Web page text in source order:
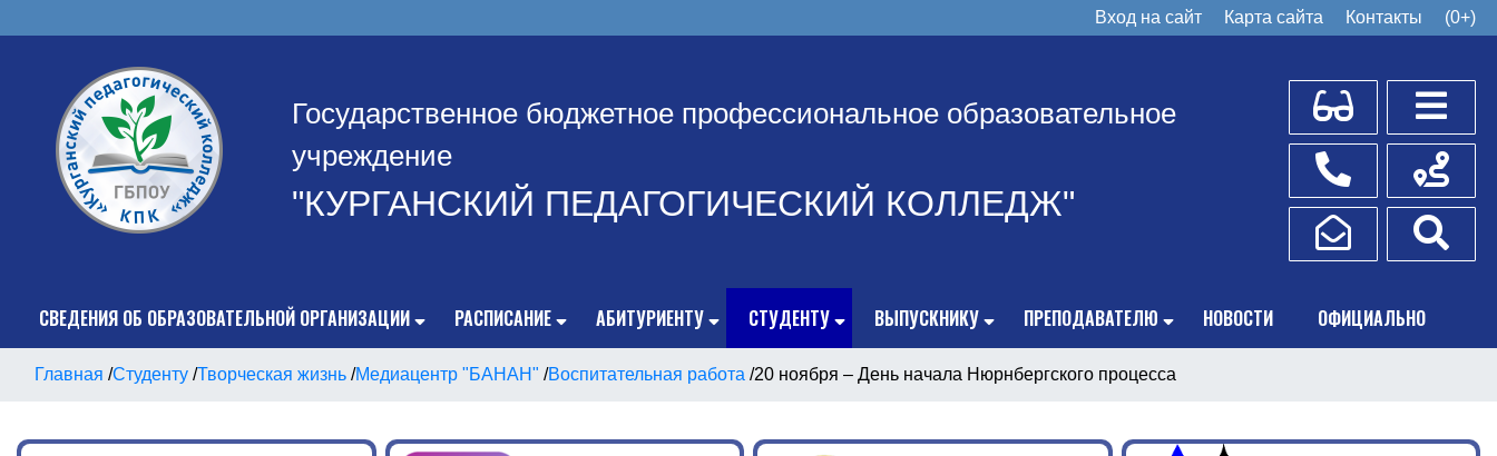
Вход на сайт Карта сайта Контакты (0+)
Государственное бюджетное профессиональное образовательное
учреждение
"КУРГАНСКИЙ ПЕДАГОГИЧЕСКИЙ КОЛЛЕДЖ"
Для слабовидящих
Телефоны
Написать обращение
Схема
СВЕДЕНИЯ ОБ ОБРАЗОВАТЕЛЬНОЙ ОРГАНИЗАЦИИ РАСПИСАНИЕ АБИТУРИЕНТУ СТУДЕНТУ ВЫПУСКНИКУ ПРЕПОДАВАТЕЛЮ НОВОСТИ ОФИЦИАЛЬНО
Главная /Студенту /Творческая жизнь /Медиацентр "БАНАН" /Воспитательная работа /20 ноября – День начала Нюрнбергского процесса